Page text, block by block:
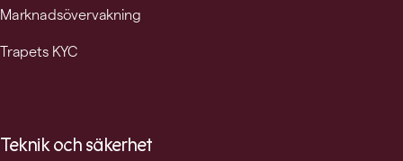
Marknadsövervakning
Trapets KYC
Teknik och säkerhet